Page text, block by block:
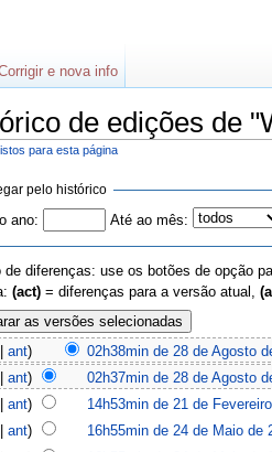
de edições de
para esta página
pelo histórico
ano: Até ao mês:
de diferenças: use os botões de opção
(act) = diferenças para a versão atual,
|ant) 02h38min de 28 de Agosto
|ant) 02h37min de 28 de Agosto
|ant) 14h53min de 21 de
|ant) 16h55min de 24 de Maio de
e nova info